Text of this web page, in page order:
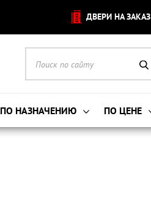
ДВЕРИ НА ЗАКАЗ
ПО НАЗНАЧЕНИЮ ПО ЦЕНЕ